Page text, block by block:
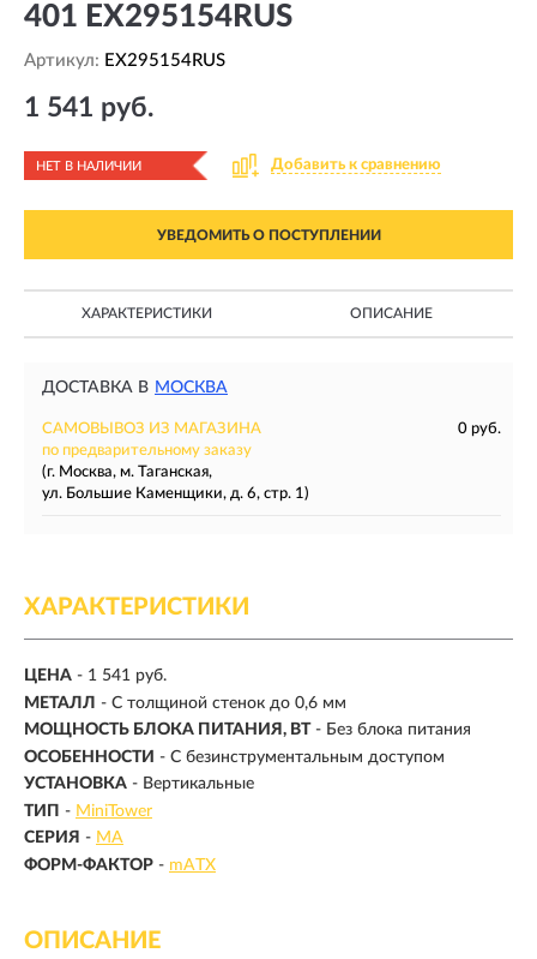
401 EX295154RUS
Артикул: EX295154RUS
1 541 руб.
НЕТ В НАЛИЧИИ Добавить к сравнению
УВЕДОМИТЬ О ПОСТУПЛЕНИИ
ХАРАКТЕРИСТИКИ ОПИСАНИЕ
ДОСТАВКА В МОСКВА
САМОВЫВОЗ ИЗ МАГАЗИНА
0 руб.
по предварительному заказу
(г. Москва, м. Таганская,
ул. Большие Каменщики, д. 6, стр. 1)
ХАРАКТЕРИСТИКИ
ЦЕНА - 1 541 руб.
МЕТАЛЛ - С толщиной стенок до 0,6 мм
МОЩНОСТЬ БЛОКА ПИТАНИЯ, ВТ - Без блока питания
ОСОБЕННОСТИ - С безинструментальным доступом
УСТАНОВКА - Вертикальные
ТИП - MiniTower
СЕРИЯ - MA
ФОРМ-ФАКТОР - mATX
ОПИСАНИЕ